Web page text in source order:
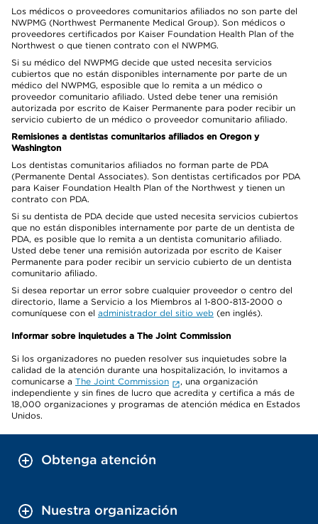
Los médicos o proveedores comunitarios afiliados no son parte del
NWPMG (Northwest Permanente Medical Group). Son médicos o
proveedores certificados por Kaiser Foundation Health Plan of the
Northwest o que tienen contrato con el NWPMG.
Si su médico del NWPMG decide que usted necesita servicios
cubiertos que no están disponibles internamente por parte de un
médico del NWPMG, esposible que lo remita a un médico o
proveedor comunitario afiliado. Usted debe tener una remisión
autorizada por escrito de Kaiser Permanente para poder recibir un
servicio cubierto de un médico o proveedor comunitario afiliado.
Remisiones a dentistas comunitarios afiliados en Oregon y
Washington
Los dentistas comunitarios afiliados no forman parte de PDA
(Permanente Dental Associates). Son dentistas certificados por PDA
para Kaiser Foundation Health Plan of the Northwest y tienen un
contrato con PDA.
Si su dentista de PDA decide que usted necesita servicios cubiertos
que no están disponibles internamente por parte de un dentista de
PDA, es posible que lo remita a un dentista comunitario afiliado.
Usted debe tener una remisión autorizada por escrito de Kaiser
Permanente para poder recibir un servicio cubierto de un dentista
comunitario afiliado.
Si desea reportar un error sobre cualquier proveedor o centro del
directorio, llame a Servicio a los Miembros al 1-800-813-2000 o
comuníquese con el administrador del sitio web (en inglés).
Informar sobre inquietudes a The Joint Commission
Si los organizadores no pueden resolver sus inquietudes sobre la
calidad de la atención durante una hospitalización, lo invitamos a
comunicarse a The Joint Commission
, una organización
independiente y sin fines de lucro que acredita y certifica a más de
18,000 organizaciones y programas de atención médica en Estados
Unidos.
Obtenga atención
Nuestra organización